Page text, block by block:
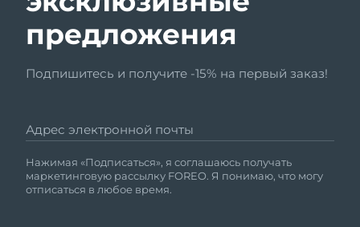
предложения
Подпишитесь и получите -15% на первый заказ!
Адрес электронной почты
Нажимая «Подписаться», я соглашаюсь получать
маркетинговую рассылку FOREO. Я понимаю, что могу
отписаться в любое время.